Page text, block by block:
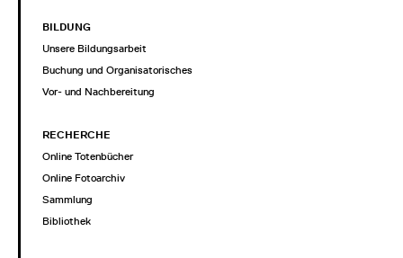
BILDUNG
Unsere Bildungsarbeit
Buchung und Organisatorisches
Vor- und Nachbereitung
RECHERCHE
Online Totenbücher
Online Fotoarchiv
Sammlung
Bibliothek